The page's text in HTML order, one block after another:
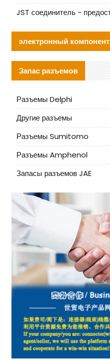
электронный компонент
Запас разъемов
Разъемы Delphi
Другие разъемы
Разъемы Sumitomo
Разъемы Amphenol
Запасы разъемов JAE